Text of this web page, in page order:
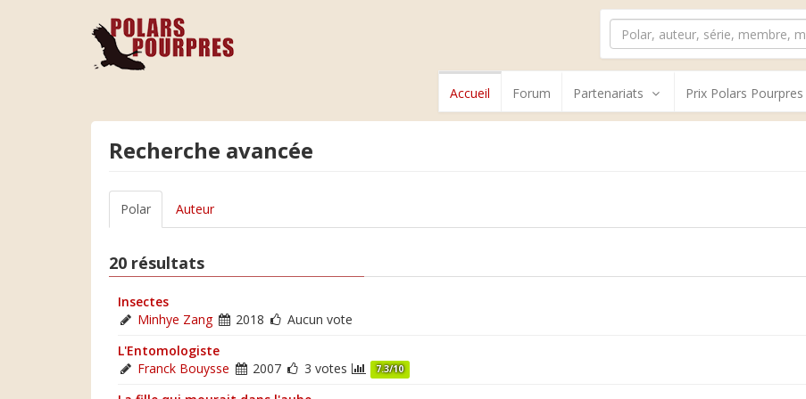
Accueil Forum Partenariats Prix Polars Pourpres
Recherche avancée
Polar Auteur
20 résultats
Insectes
Minhye Zang
2018
Aucun vote
L'Entomologiste
Franck Bouysse
2007 3 votes 7.3/10